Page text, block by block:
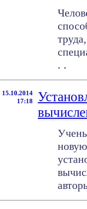
. .
15.10.2014
17:18